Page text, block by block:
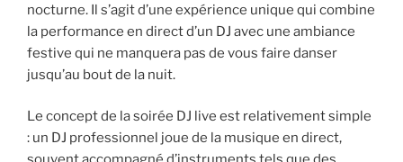
nocturne. Il s’agit d’une expérience unique qui combine
la performance en direct d’un DJ avec une ambiance
festive qui ne manquera pas de vous faire danser
jusqu’au bout de la nuit.
Le concept de la soirée DJ live est relativement simple
: un DJ professionnel joue de la musique en direct,